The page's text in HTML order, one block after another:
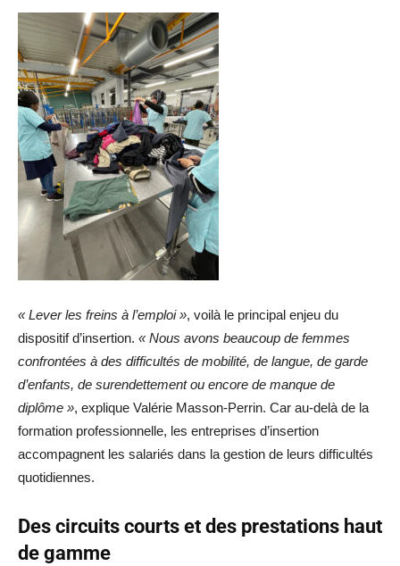
« Lever les freins à l’emploi », voilà le principal enjeu du
dispositif d’insertion. « Nous avons beaucoup de femmes
confrontées à des difficultés de mobilité, de langue, de garde
d’enfants, de surendettement ou encore de manque de
diplôme », explique Valérie Masson-Perrin. Car au-delà de la
formation professionnelle, les entreprises d’insertion
accompagnent les salariés dans la gestion de leurs difficultés
quotidiennes.
Des circuits courts et des prestations haut
de gamme